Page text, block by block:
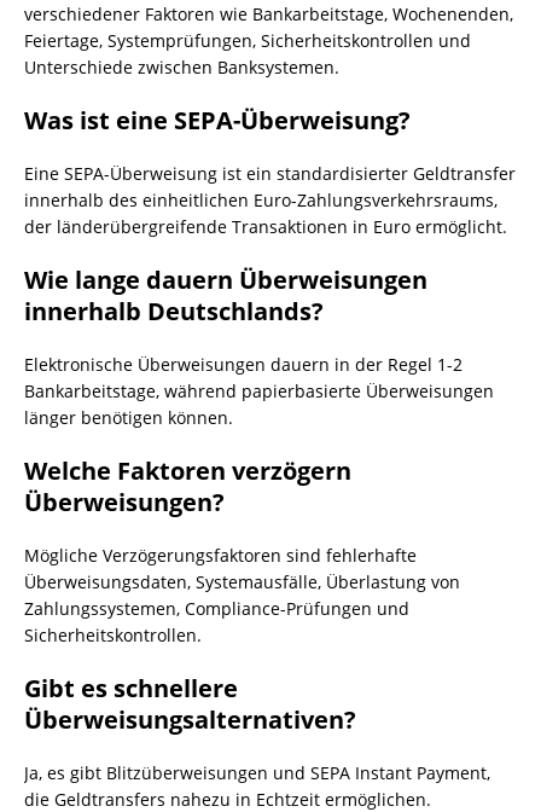
verschiedener Faktoren wie Bankarbeitstage, Wochenenden,
Feiertage, Systemprüfungen, Sicherheitskontrollen und
Unterschiede zwischen Banksystemen.
Was ist eine SEPA-Überweisung?
Eine SEPA-Überweisung ist ein standardisierter Geldtransfer
innerhalb des einheitlichen Euro-Zahlungsverkehrsraums,
der länderübergreifende Transaktionen in Euro ermöglicht.
Wie lange dauern Überweisungen
innerhalb Deutschlands?
Elektronische Überweisungen dauern in der Regel 1-2
Bankarbeitstage, während papierbasierte Überweisungen
länger benötigen können.
Welche Faktoren verzögern
Überweisungen?
Mögliche Verzögerungsfaktoren sind fehlerhafte
Überweisungsdaten, Systemausfälle, Überlastung von
Zahlungssystemen, Compliance-Prüfungen und
Sicherheitskontrollen.
Gibt es schnellere
Überweisungsalternativen?
Ja, es gibt Blitzüberweisungen und SEPA Instant Payment,
die Geldtransfers nahezu in Echtzeit ermöglichen.